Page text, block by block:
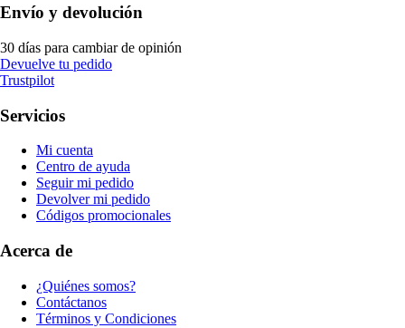
Envío y devolución
30 días para cambiar de opinión
Devuelve tu pedido
Trustpilot
Servicios
Mi cuenta
Centro de ayuda
Seguir mi pedido
Devolver mi pedido
Códigos promocionales
Acerca de
¿Quiénes somos?
Contáctanos
Términos y Condiciones